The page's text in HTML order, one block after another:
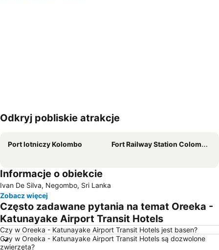
Powiększ mapę
Odkryj pobliskie atrakcje
Port lotniczy Kolombo Fort Railway Station Colombo-1
Informacje o obiekcie
Ivan De Silva, Negombo, Sri Lanka
Zobacz więcej
Często zadawane pytania na temat Oreeka -
Katunayake Airport Transit Hotels
Czy w Oreeka - Katunayake Airport Transit Hotels jest basen?
Czy w Oreeka - Katunayake Airport Transit Hotels są dozwolone
zwierzęta?